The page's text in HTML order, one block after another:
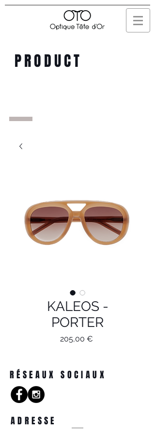
PRODUCT
KALEOS -
PORTER
205,00 €Prix
RÉSEAUX SOCIAUX
ADRESSE